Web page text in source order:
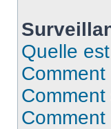
Quelle